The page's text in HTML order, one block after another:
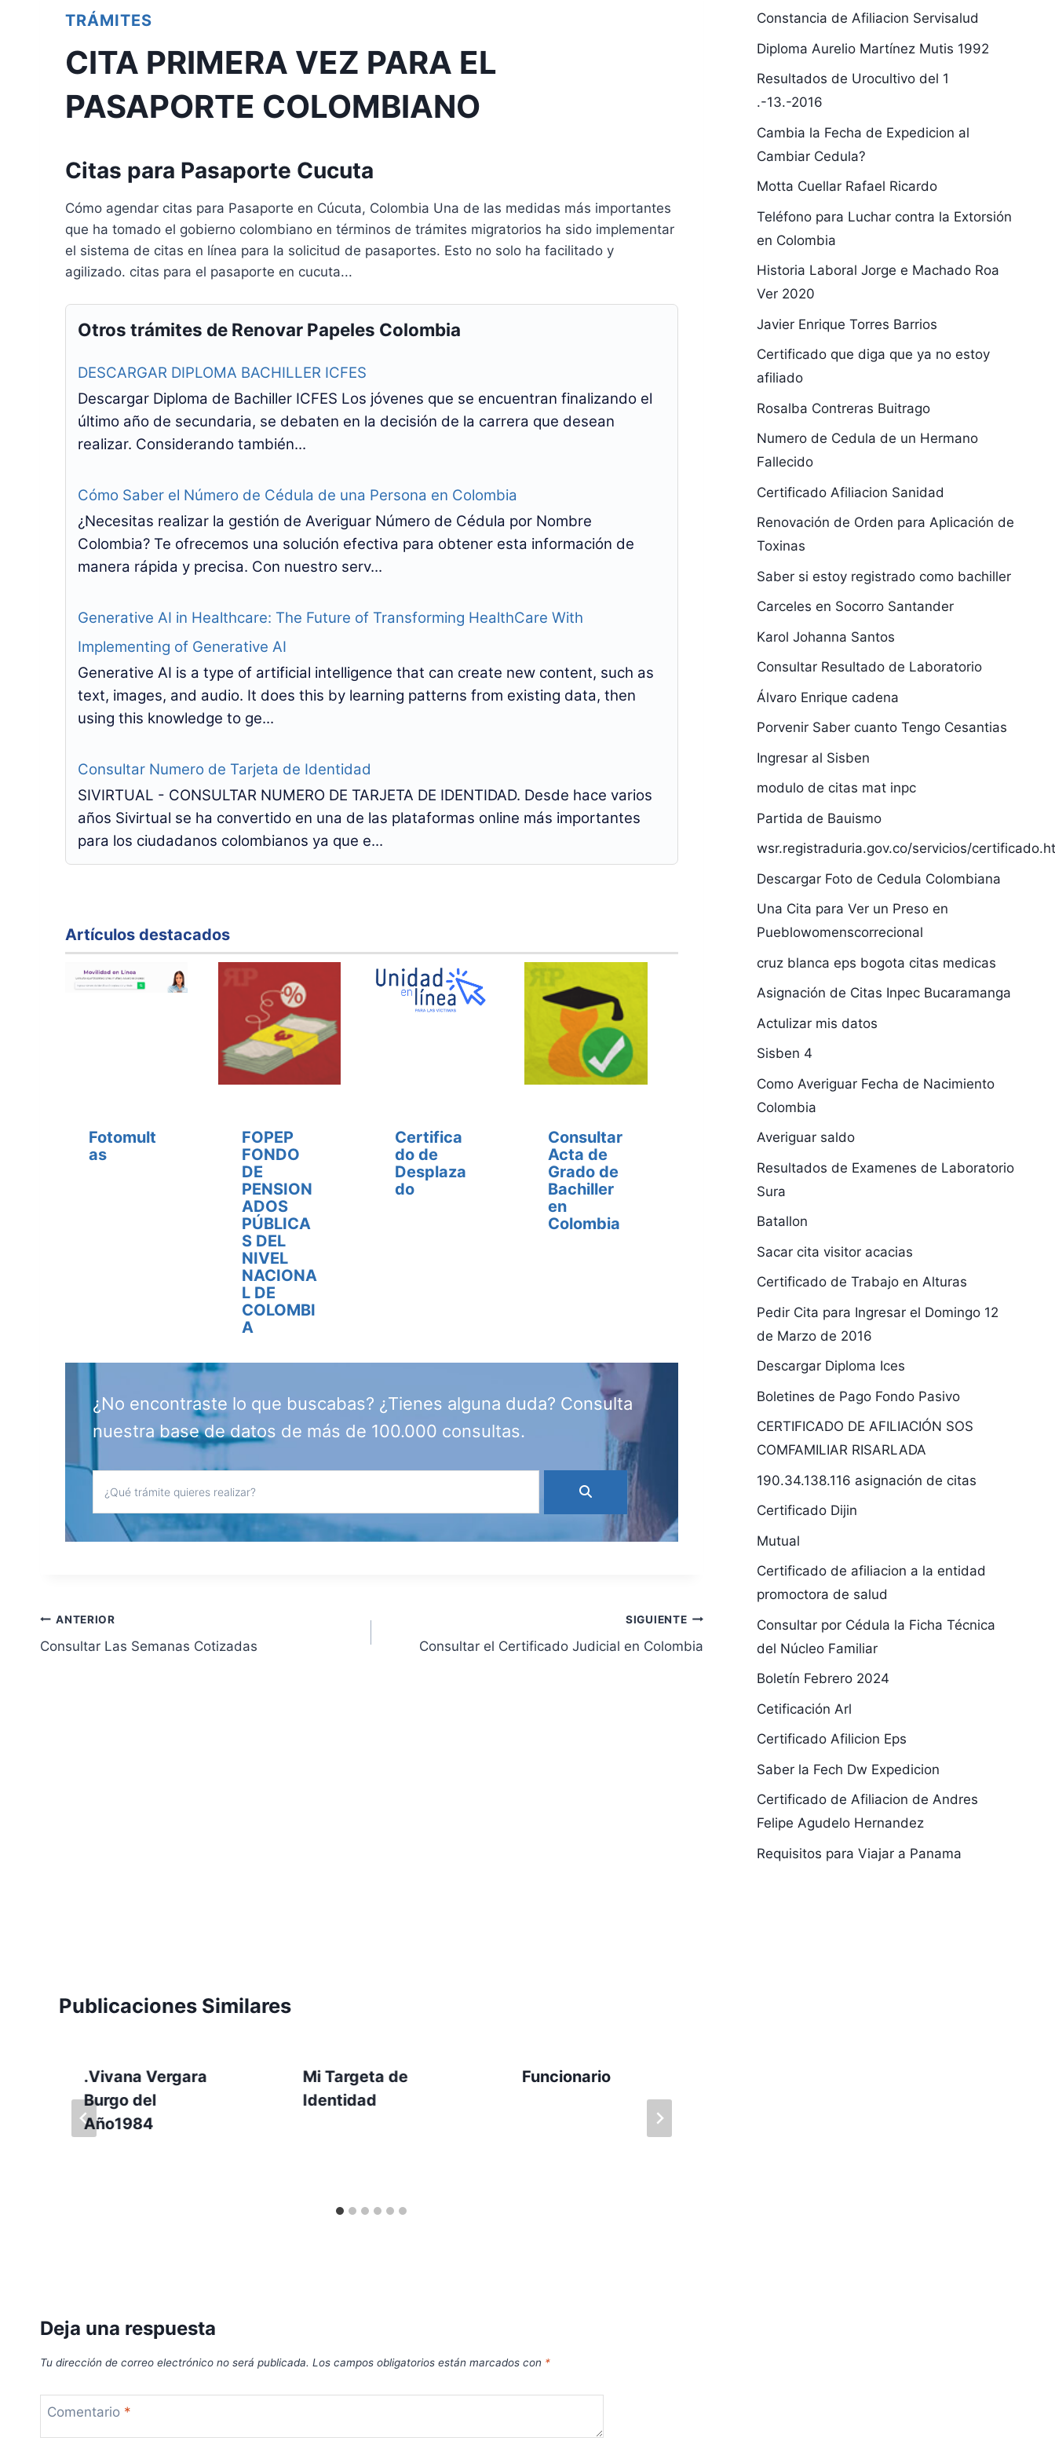
TRÁMITES
CITA PRIMERA VEZ PARA EL
PASAPORTE COLOMBIANO
Citas para Pasaporte Cucuta
Cómo agendar citas para Pasaporte en Cúcuta, Colombia Una de las medidas más importantes
que ha tomado el gobierno colombiano en términos de trámites migratorios ha sido implementar
el sistema de citas en línea para la solicitud de pasaportes. Esto no solo ha facilitado y
agilizado. citas para el pasaporte en cucuta...
Otros trámites de Renovar Papeles Colombia
DESCARGAR DIPLOMA BACHILLER ICFES
Descargar Diploma de Bachiller ICFES Los jóvenes que se encuentran finalizando el
último año de secundaria, se debaten en la decisión de la carrera que desean
realizar. Considerando también...
Cómo Saber el Número de Cédula de una Persona en Colombia
¿Necesitas realizar la gestión de Averiguar Número de Cédula por Nombre
Colombia? Te ofrecemos una solución efectiva para obtener esta información de
manera rápida y precisa. Con nuestro serv...
Generative AI in Healthcare: The Future of Transforming HealthCare With
Implementing of Generative AI
Generative AI is a type of artificial intelligence that can create new content, such as
text, images, and audio. It does this by learning patterns from existing data, then
using this knowledge to ge...
Consultar Numero de Tarjeta de Identidad
SIVIRTUAL - CONSULTAR NUMERO DE TARJETA DE IDENTIDAD. Desde hace varios
años Sivirtual se ha convertido en una de las plataformas online más importantes
para los ciudadanos colombianos ya que e...
Artículos destacados
Fotomult
as
FOPEP
FONDO
DE
PENSION
ADOS
PÚBLICA
S DEL
NIVEL
NACIONA
L DE
COLOMBI
A
Certifica
do de
Desplaza
do
Consultar
Acta de
Grado de
Bachiller
en
Colombia
¿No encontraste lo que buscabas? ¿Tienes alguna duda? Consulta
nuestra base de datos de más de 100.000 consultas.
Navegación
de
ANTERIOR
Consultar Las Semanas Cotizadas
SIGUIENTE
Consultar el Certificado Judicial en Colombia
Publicaciones Similares
.Vivana Vergara
Burgo del
Año1984
Mi Targeta de
Identidad
Funcionario
Deja una respuesta
Tu dirección de correo electrónico no será publicada. Los campos obligatorios están marcados con *
Comentario *
Constancia de Afiliacion Servisalud
Diploma Aurelio Martínez Mutis 1992
Resultados de Urocultivo del 1
.-13.-2016
Cambia la Fecha de Expedicion al
Cambiar Cedula?
Motta Cuellar Rafael Ricardo
Teléfono para Luchar contra la Extorsión
en Colombia
Historia Laboral Jorge e Machado Roa
Ver 2020
Javier Enrique Torres Barrios
Certificado que diga que ya no estoy
afiliado
Rosalba Contreras Buitrago
Numero de Cedula de un Hermano
Fallecido
Certificado Afiliacion Sanidad
Renovación de Orden para Aplicación de
Toxinas
Saber si estoy registrado como bachiller
Carceles en Socorro Santander
Karol Johanna Santos
Consultar Resultado de Laboratorio
Álvaro Enrique cadena
Porvenir Saber cuanto Tengo Cesantias
Ingresar al Sisben
modulo de citas mat inpc
Partida de Bauismo
wsr.registraduria.gov.co/servicios/
Descargar Foto de Cedula Colombiana
Una Cita para Ver un Preso en
Pueblowomenscorrecional
cruz blanca eps bogota citas medicas
Asignación de Citas Inpec Bucaramanga
Actulizar mis datos
Sisben 4
Como Averiguar Fecha de Nacimiento
Colombia
Averiguar saldo
Resultados de Examenes de Laboratorio
Sura
Batallon
Sacar cita visitor acacias
Certificado de Trabajo en Alturas
Pedir Cita para Ingresar el Domingo 12
de Marzo de 2016
Descargar Diploma Ices
Boletines de Pago Fondo Pasivo
CERTIFICADO DE AFILIACIÓN SOS
COMFAMILIAR RISARLADA
190.34.138.116 asignación de citas
Certificado Dijin
Mutual
Certificado de afiliacion a la entidad
promoctora de salud
Consultar por Cédula la Ficha Técnica
del Núcleo Familiar
Boletín Febrero 2024
Cetificación Arl
Certificado Afilicion Eps
Saber la Fech Dw Expedicion
Certificado de Afiliacion de Andres
Felipe Agudelo Hernandez
Requisitos para Viajar a Panama